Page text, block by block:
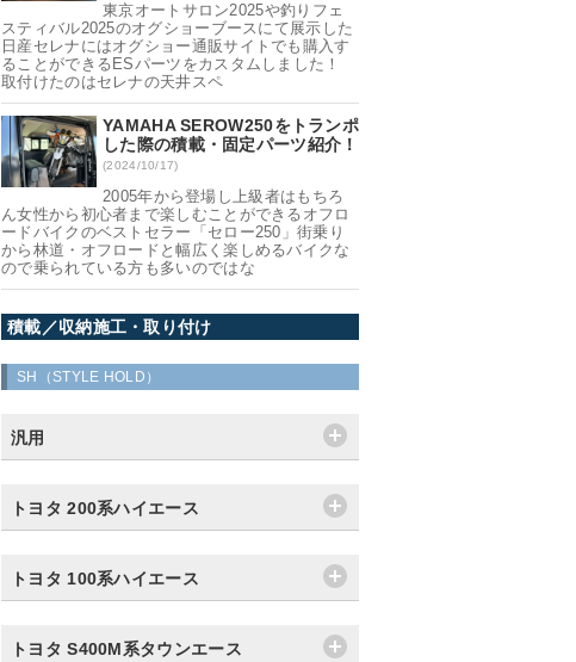
東京オートサロン2025や釣りフェ
スティバル2025のオグショーブースにて展示した
日産セレナにはオグショー通販サイトでも購入す
ることができるESパーツをカスタムしました！
取付けたのはセレナの天井スペ
YAMAHA SEROW250をトランポ
した際の積載・固定パーツ紹介！
(2024/10/17)
2005年から登場し上級者はもちろ
ん女性から初心者まで楽しむことができるオフロ
ードバイクのベストセラー「セロー250」街乗り
から林道・オフロードと幅広く楽しめるバイクな
ので乗られている方も多いのではな
積載／収納施工・取り付け
SH（STYLE HOLD）
汎用
トヨタ 200系ハイエース
トヨタ 100系ハイエース
トヨタ S400M系タウンエース